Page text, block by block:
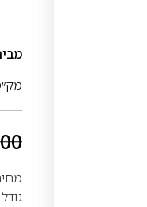
מק״ט:
מחיר
גודל